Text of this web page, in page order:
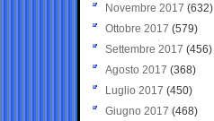
Novembre 2017 (632)
Ottobre 2017 (579)
Settembre 2017 (456)
Agosto 2017 (368)
Luglio 2017 (450)
Giugno 2017 (468)